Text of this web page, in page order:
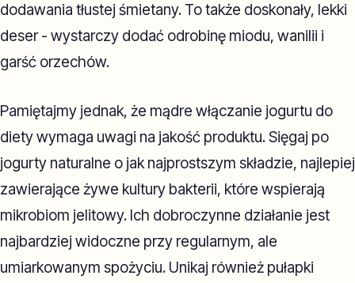
dodawania tłustej śmietany. To także doskonały, lekki
deser - wystarczy dodać odrobinę miodu, wanilii i
garść orzechów.
Pamiętajmy jednak, że mądre włączanie jogurtu do
diety wymaga uwagi na jakość produktu. Sięgaj po
jogurty naturalne o jak najprostszym składzie, najlepiej
zawierające żywe kultury bakterii, które wspierają
mikrobiom jelitowy. Ich dobroczynne działanie jest
najbardziej widoczne przy regularnym, ale
umiarkowanym spożyciu. Unikaj również pułapki